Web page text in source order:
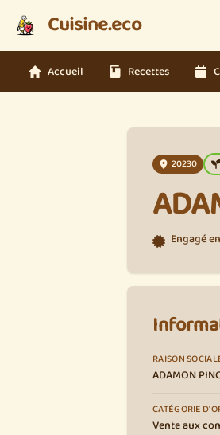
Cuisine.eco
Accueil Recettes
20230
Engagé
RAISON
ADAMON
CATÉGORIE
Vente aux